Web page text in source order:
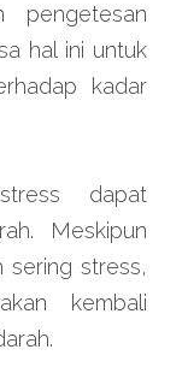
pengetesan
hal ini untuk
kadar
dapat
Meskipun
sering stress,
kembali